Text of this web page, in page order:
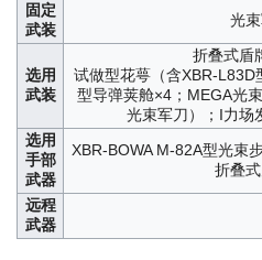
固定
武装
光
选用
武装
折叠式盾
试做型花萼（含XBR-
型导弹荚舱×4；MEGA光
光束军刀）；I力场
选用
手部
武器
XBR-BOWA M-82A型光束
折叠
远程
武器